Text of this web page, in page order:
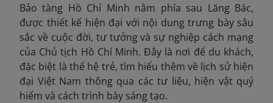
Bảo tàng Hồ Chí Minh nằm phía sau Lăng Bác,
được thiết kế hiện đại với nội dung trưng bày sâu
sắc về cuộc đời, tư tưởng và sự nghiệp cách mạng
của Chủ tịch Hồ Chí Minh. Đây là nơi để du khách,
đặc biệt là thế hệ trẻ, tìm hiểu thêm về lịch sử hiện
đại Việt Nam thông qua các tư liệu, hiện vật quý
hiếm và cách trình bày sáng tạo.